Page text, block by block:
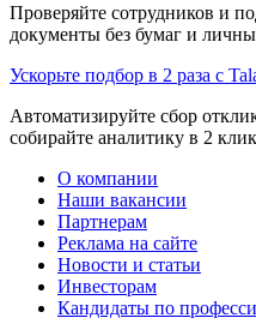
Проверяйте сотрудников и
документы без бумаг и
Ускорьте подбор в 2 раза с
Автоматизируйте сбор
собирайте аналитику в 2
О компании
Наши вакансии
Партнерам
Реклама на сайте
Новости и статьи
Инвесторам
Кандидаты по